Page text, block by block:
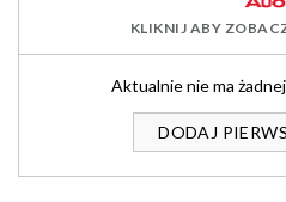
KLIKNIJ ABY
Aktualnie nie ma
DODAJ